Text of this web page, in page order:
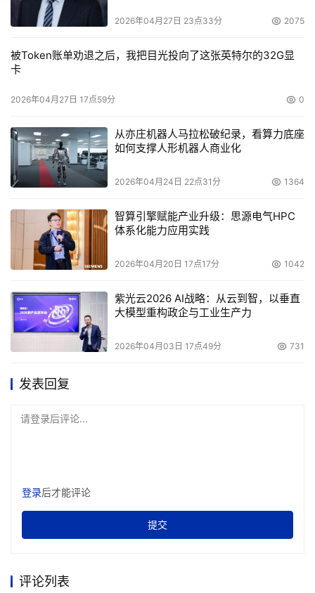
2026年04月27日 23点33分 2075
被Token账单劝退之后，我把目光投向了这张英特尔的32G显
卡
2026年04月27日 17点59分 0
从亦庄机器人马拉松破纪录，看算力底座
如何支撑人形机器人商业化
2026年04月24日 22点31分 1364
智算引擎赋能产业升级：思源电气HPC
体系化能力应用实践
2026年04月20日 17点17分 1042
紫光云2026 AI战略：从云到智，以垂直
大模型重构政企与工业生产力
2026年04月03日 17点49分 731
发表回复
请登录后评论...
登录后才能评论
提交
评论列表